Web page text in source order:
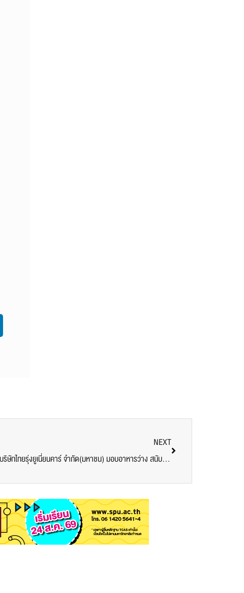
NEXT
ขอขอบคุณ! คุณสมพงษ์ เผอิญโชค บริษัทไทยรุ่งยูเนี่ยนคาร์ จำกัด(มหาชน) มอบอาหารว่าง สนับสนุนศูนย์ฉีดวัคซีนมหาวิทยาลัยศรีปทุม